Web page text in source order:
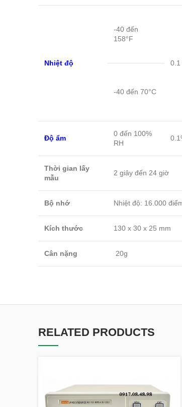
Nhiệt độ
-40 đến
158°F
0.1
-40 đến 70°C
Độ ẩm
0 đến 100%
RH
Thời gian lấy
mẫu
2 giây đến 24 giờ
Bộ nhớ Nhiệt độ: 16.000
Kích thước 130 x 30 x 25 mm
Cân nặng 20g
RELATED PRODUCTS